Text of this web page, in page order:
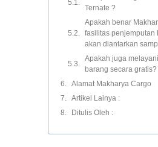
Ternate ?
Apakah benar
fasilitas penjemputan
akan diantarkan
Apakah juga
barang secara gratis?
Alamat Makharya Cargo
Artikel Lainya :
Ditulis Oleh :